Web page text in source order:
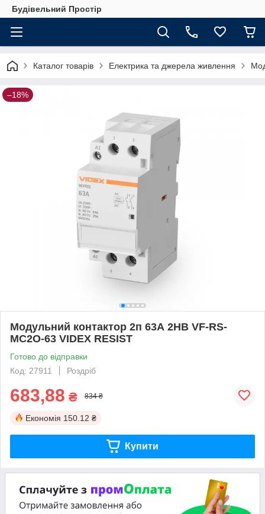
Будівельний Простір
Каталог товарів Електрика та джерела живлення
–18%
Модульний контактор 2п 63А 2НВ VF-RS-
MC2O-63 VIDEX RESIST
Готово до відправки
Код: 27911
Роздріб
683,88 ₴ 834 ₴
Економія 150.12 ₴
Купити